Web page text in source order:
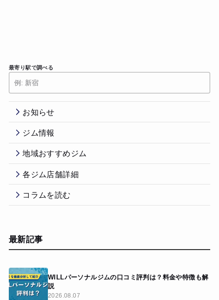
最寄り駅で調べる
お知らせ
ジム情報
地域おすすめジム
各ジム店舗詳細
コラムを読む
最新記事
WILLパーソナルジムの口コミ評判は？料金や特徴も解
説
2026.08.07